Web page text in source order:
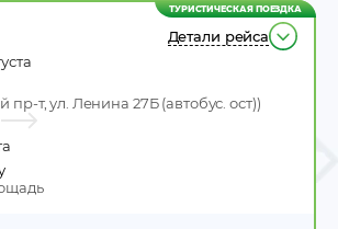
ТУРИСТИЧЕСКАЯ ПОЕЗДКА
Детали рейса
пр-т, ул. Ленина 27Б (автобус. ост))